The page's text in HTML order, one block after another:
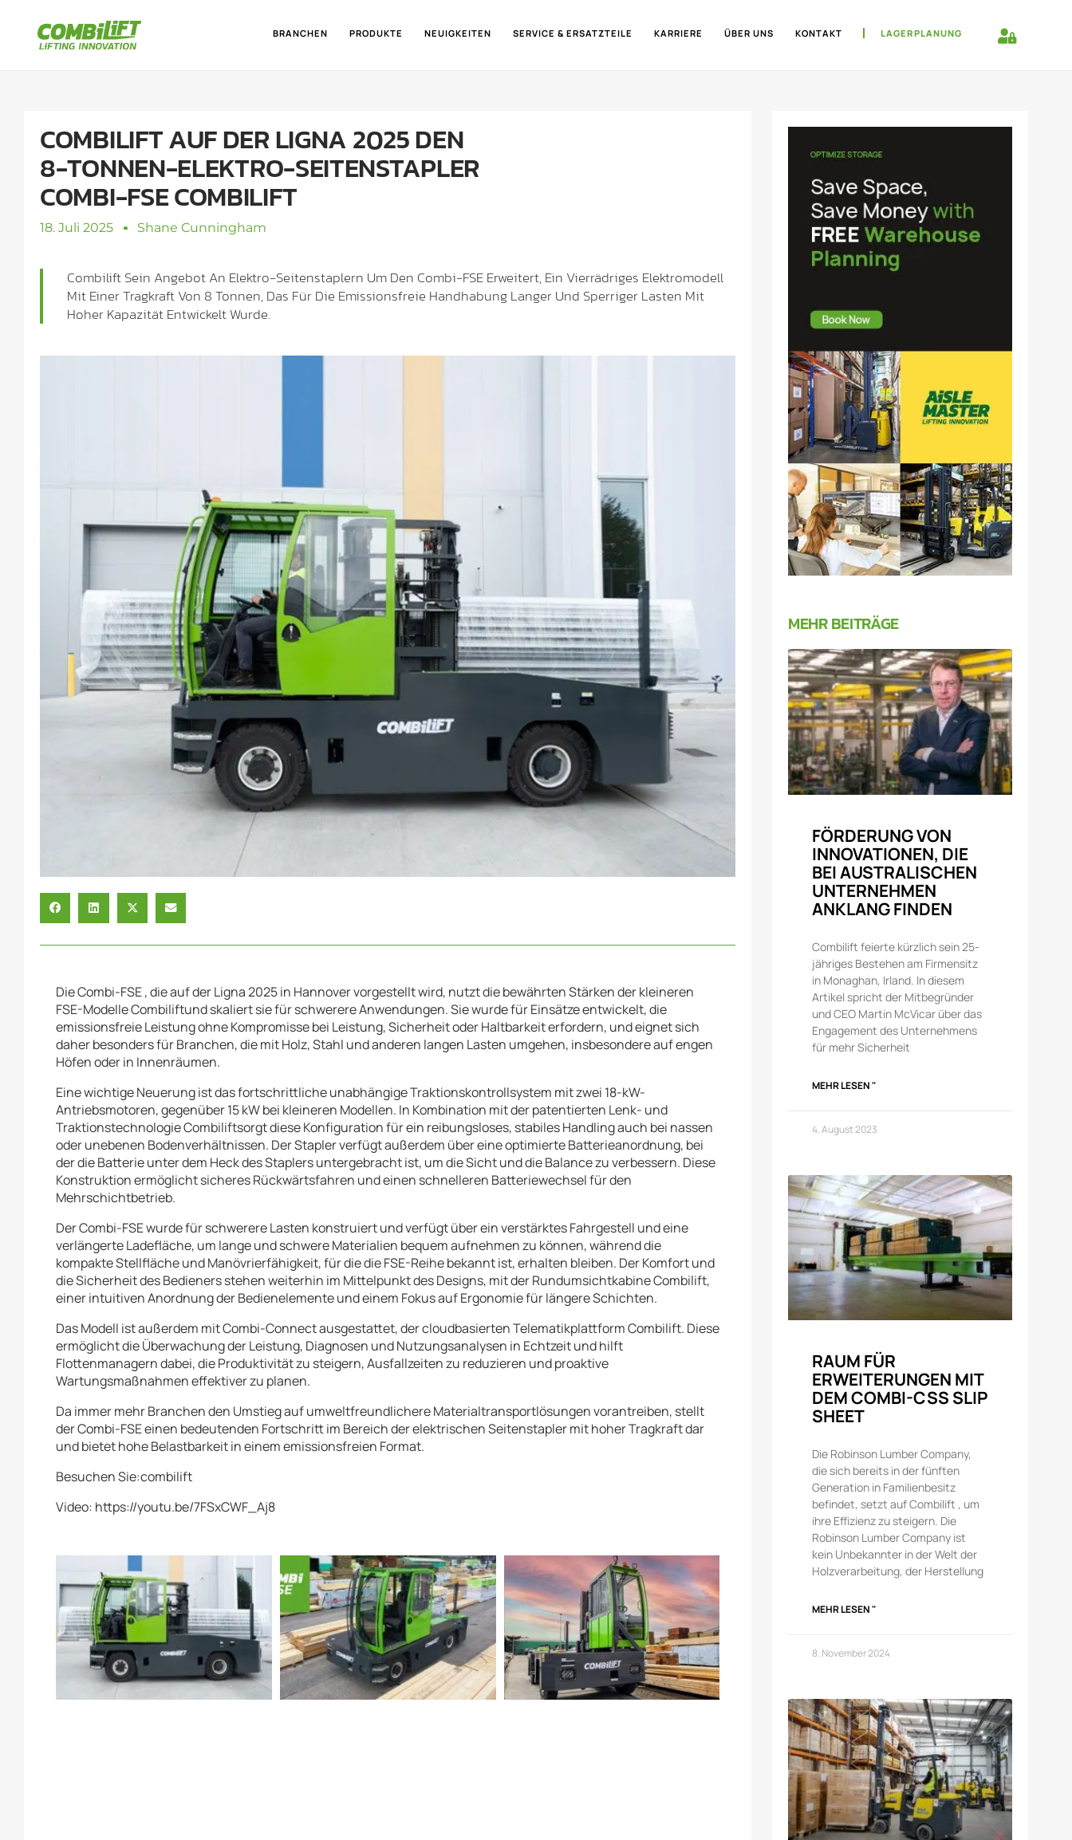
BRANCHEN PRODUKTE NEUIGKEITEN SERVICE & ERSATZTEILE KARRIERE ÜBER UNS KONTAKT LAGERPLANUNG
COMBILIFT AUF DER LIGNA 2025 DEN
8-TONNEN-ELEKTRO-SEITENSTAPLER
COMBI-FSE COMBILIFT
18. Juli 2025 Shane Cunningham
Combilift Sein Angebot An Elektro-Seitenstaplern Um Den Combi-FSE Erweitert, Ein Vierrädriges Elektromodell
Mit Einer Tragkraft Von 8 Tonnen, Das Für Die Emissionsfreie Handhabung Langer Und Sperriger Lasten Mit
Hoher Kapazität Entwickelt Wurde.
Die Combi-FSE , die auf der Ligna 2025 in Hannover vorgestellt wird, nutzt die bewährten Stärken der kleineren
FSE-Modelle Combiliftund skaliert sie für schwerere Anwendungen. Sie wurde für Einsätze entwickelt, die
emissionsfreie Leistung ohne Kompromisse bei Leistung, Sicherheit oder Haltbarkeit erfordern, und eignet sich
daher besonders für Branchen, die mit Holz, Stahl und anderen langen Lasten umgehen, insbesondere auf engen
Höfen oder in Innenräumen.
Eine wichtige Neuerung ist das fortschrittliche unabhängige Traktionskontrollsystem mit zwei 18-kW-
Antriebsmotoren, gegenüber 15 kW bei kleineren Modellen. In Kombination mit der patentierten Lenk- und
Traktionstechnologie Combiliftsorgt diese Konfiguration für ein reibungsloses, stabiles Handling auch bei nassen
oder unebenen Bodenverhältnissen. Der Stapler verfügt außerdem über eine optimierte Batterieanordnung, bei
der die Batterie unter dem Heck des Staplers untergebracht ist, um die Sicht und die Balance zu verbessern. Diese
Konstruktion ermöglicht sicheres Rückwärtsfahren und einen schnelleren Batteriewechsel für den
Mehrschichtbetrieb.
Der Combi-FSE wurde für schwerere Lasten konstruiert und verfügt über ein verstärktes Fahrgestell und eine
verlängerte Ladefläche, um lange und schwere Materialien bequem aufnehmen zu können, während die
kompakte Stellfläche und Manövrierfähigkeit, für die die FSE-Reihe bekannt ist, erhalten bleiben. Der Komfort und
die Sicherheit des Bedieners stehen weiterhin im Mittelpunkt des Designs, mit der Rundumsichtkabine Combilift,
einer intuitiven Anordnung der Bedienelemente und einem Fokus auf Ergonomie für längere Schichten.
Das Modell ist außerdem mit Combi-Connect ausgestattet, der cloudbasierten Telematikplattform Combilift. Diese
ermöglicht die Überwachung der Leistung, Diagnosen und Nutzungsanalysen in Echtzeit und hilft
Flottenmanagern dabei, die Produktivität zu steigern, Ausfallzeiten zu reduzieren und proaktive
Wartungsmaßnahmen effektiver zu planen.
Da immer mehr Branchen den Umstieg auf umweltfreundlichere Materialtransportlösungen vorantreiben, stellt
der Combi-FSE einen bedeutenden Fortschritt im Bereich der elektrischen Seitenstapler mit hoher Tragkraft dar
und bietet hohe Belastbarkeit in einem emissionsfreien Format.
Besuchen Sie:combilift
Video: https://youtu.be/7FSxCWF_Aj8
MEHR BEITRÄGE
FÖRDERUNG VON
INNOVATIONEN, DIE
BEI AUSTRALISCHEN
UNTERNEHMEN
ANKLANG FINDEN
Combilift feierte kürzlich sein 25-
jähriges Bestehen am Firmensitz
in Monaghan, Irland. In diesem
Artikel spricht der Mitbegründer
und CEO Martin McVicar über das
Engagement des Unternehmens
für mehr Sicherheit
MEHR LESEN "
4. August 2023
RAUM FÜR
ERWEITERUNGEN MIT
DEM COMBI-CSS SLIP
SHEET
Die Robinson Lumber Company,
die sich bereits in der fünften
Generation in Familienbesitz
befindet, setzt auf Combilift , um
ihre Effizienz zu steigern. Die
Robinson Lumber Company ist
kein Unbekannter in der Welt der
Holzverarbeitung, der Herstellung
MEHR LESEN "
8. November 2024